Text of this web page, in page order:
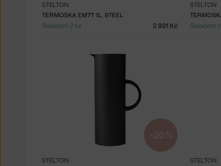
TERMOSKA EM77 1L, STEEL
STELTON
Skladem 2 ks 2 891 Kč
STELTON
Skladem
−20 %
STELTON STELTON